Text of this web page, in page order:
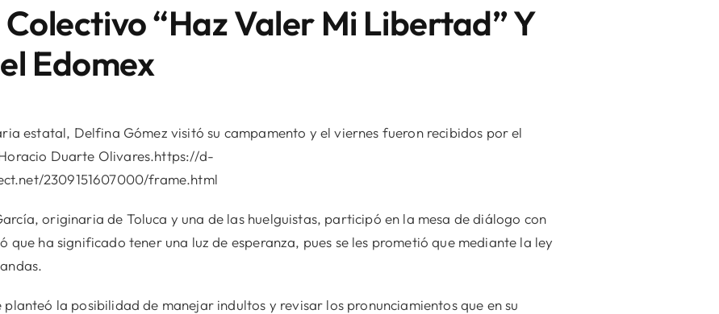
“Haz Valer Mi Libertad” Y
Edomex
estatal, Delfina Gómez visitó su campamento y el viernes fueron recibidos por el
Duarte Olivares.https://d-
2309151607000/frame.html
originaria de Toluca y una de las huelguistas, participó en la mesa de diálogo con
ha significado tener una luz de esperanza, pues se les prometió que mediante la ley
la posibilidad de manejar indultos y revisar los pronunciamientos que en su